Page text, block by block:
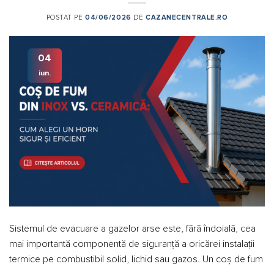
POSTAT PE04/06/2026 DE CAZANECENTRALE.RO
04
iun.
Sistemul de evacuare a gazelor arse este, fără îndoială, cea
mai importantă componentă de siguranță a oricărei instalații
termice pe combustibil solid, lichid sau gazos. Un coș de fum